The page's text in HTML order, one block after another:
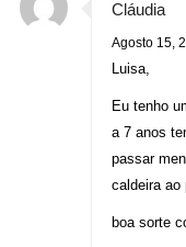
Cláudia
Agosto 15,
Luisa,
Eu tenho
a 7 anos
passar
caldeira ao
boa sorte